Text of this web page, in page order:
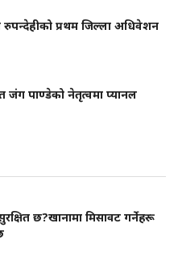
रुपन्देहीको प्रथम जिल्ला अधिवेशन
जंग पाण्डेको नेतृत्वमा प्यानल
छ?खानामा मिसावट गर्नेहरू